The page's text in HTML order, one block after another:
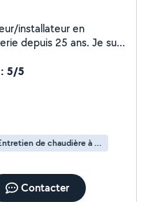
installateur en
depuis 25 ans. Je suis
assez large et rapide, si
N hésitez pas à me
5/5
Entretien de chaudière à gaz
Contacter